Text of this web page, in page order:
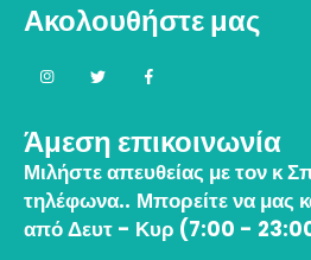
Ακολουθήστε μας
Άμεση επικοινωνία
Μιλήστε απευθείας με τον κ
τηλέφωνα.. Μπορείτε να μας
από Δευτ - Κυρ (7:00 -